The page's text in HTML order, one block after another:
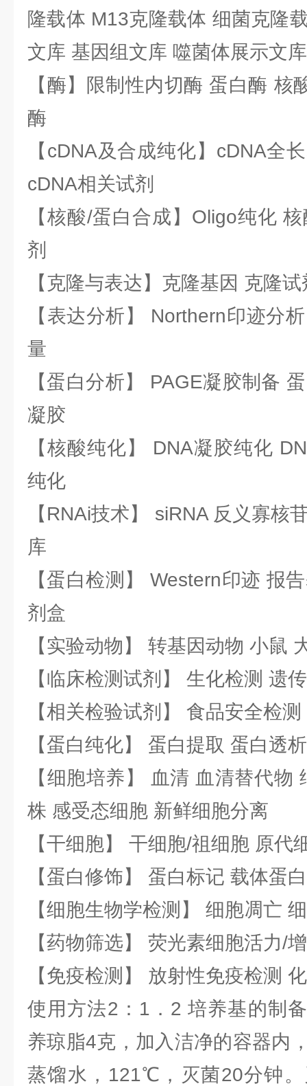
隆载体 M13克隆载体 细菌克隆
文库 基因组文库 噬菌体展示文库
【酶】限制性内切酶 蛋白酶 核
酶
【cDNA及合成纯化】cDNA全
cDNA相关试剂
【核酸/蛋白合成】Oligo纯化
剂
【克隆与表达】克隆基因 克隆
【表达分析】 Northern印迹分
量
【蛋白分析】 PAGE凝胶制备
凝胶
【核酸纯化】 DNA凝胶纯化
纯化
【RNAi技术】 siRNA 反义寡核
库
【蛋白检测】 Western印迹 报
剂盒
【实验动物】 转基因动物 小鼠
【临床检测试剂】 生化检测 遗
【相关检验试剂】 食品安全检
【蛋白纯化】 蛋白提取 蛋白透
【细胞培养】 血清 血清替代物
株 感受态细胞 新鲜细胞分离
【干细胞】 干细胞/祖细胞 原代
【蛋白修饰】 蛋白标记 载体蛋
【细胞生物学检测】 细胞凋亡
【药物筛选】 荧光素细胞活力/
【免疫检测】 放射性免疫检测
使用方法2：1．2 培养基的制
养琼脂4克，加入洁净的容器内
蒸馏水，121℃，灭菌20分钟